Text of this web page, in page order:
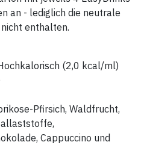
an - lediglich die neutrale
enthalten.
(2,0 kcal/ml)
Pfirsich, Waldfrucht,
Cappuccino und